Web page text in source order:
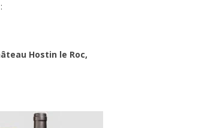
:
Hostin le Roc,